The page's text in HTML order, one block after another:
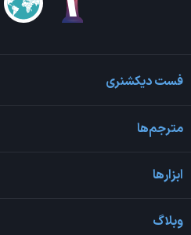
فست دیکشنری
مترجم‌ها
ابزارها
وبلاگ